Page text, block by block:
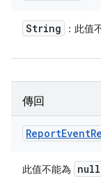
String ：此值
傳回
ReportEvent
此值不能為 null